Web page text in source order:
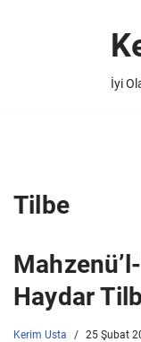
İyi
Tilbe
Mahzenü’l-
Haydar
Kerim Usta 25 Şubat